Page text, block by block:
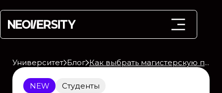
Университет Блог Как выбрать магистерскую программу в IT: советы и критерии выбора
NEW Студенты